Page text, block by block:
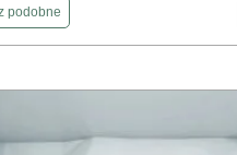
fototapety
podobnedo Liście na betonowej ścianie